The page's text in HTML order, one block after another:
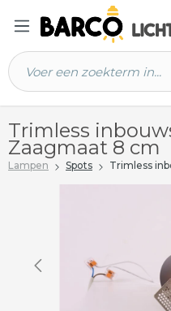
hoofdinhoud
Trimless
Zaagmaat 8 cm
Lampen Spots Trimless